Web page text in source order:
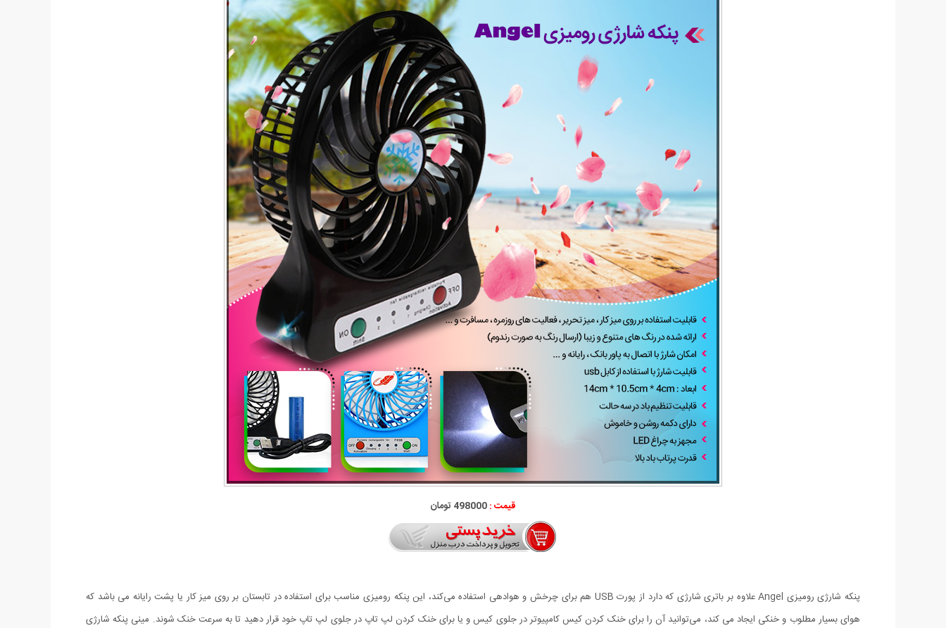
قیمت :498000 تومان
پنکه شارژی رومیزی Angel علاوه بر باتری شارژی که دارد از پورت USB هم برای چرخش و هوادهی استفاده می‌کند، این پنکه رومیزی مناسب برای استفاده در تابستان بر روی میز کار یا پشت رایانه می باشد که
هوای بسیار مطلوب و خنکی ایجاد می کند، می‌توانید آن را برای خنک کردن کیس کامپیوتر در جلوی کیس و یا برای خنک کردن لپ تاپ در جلوی لپ تاپ خود قرار دهید تا به سرعت خنک شوند. مینی پنکه شارژی